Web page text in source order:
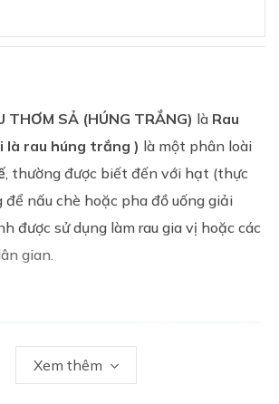
THƠM SẢ (HÚNG TRẮNG) là Rau
là rau húng trắng ) là một phân loài
, thường được biết đến với hạt (thực
để nấu chè hoặc pha đồ uống giải
được sử dụng làm rau gia vị hoặc các
gian.
Xem thêm